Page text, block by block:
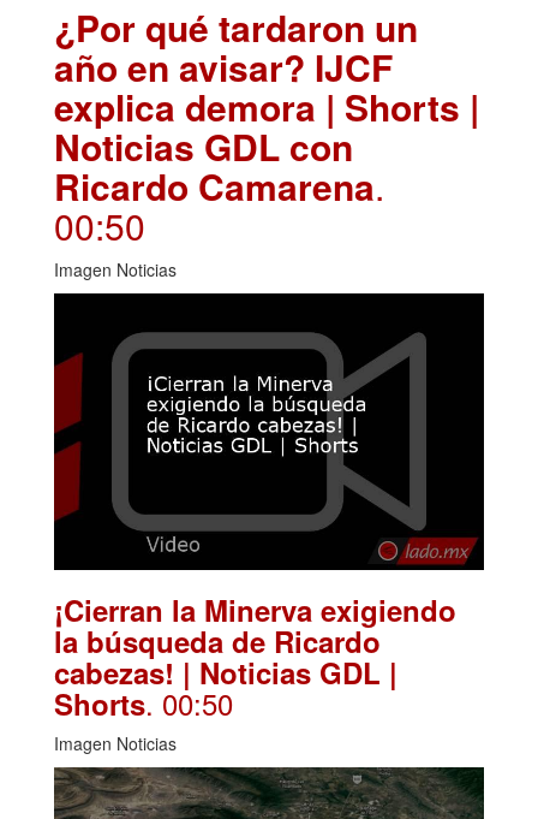
¿Por qué tardaron un
año en avisar? IJCF
explica demora | Shorts |
Noticias GDL con
Ricardo Camarena.
00:50
Imagen Noticias
¡Cierran la Minerva exigiendo
la búsqueda de Ricardo
cabezas! | Noticias GDL |
Shorts. 00:50
Imagen Noticias